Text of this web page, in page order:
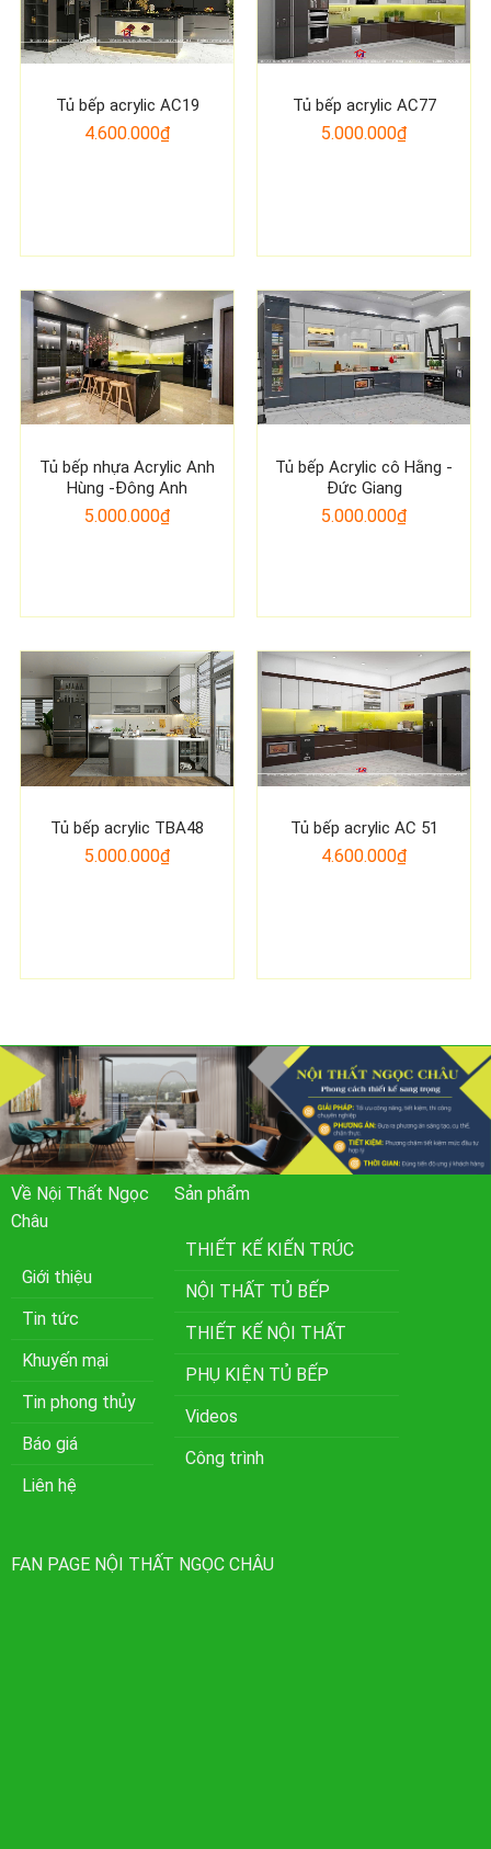
Tủ bếp acrylic AC19
4.600.000₫
Tủ bếp acrylic AC77
5.000.000₫
Tủ bếp nhựa Acrylic Anh
Hùng -Đông Anh
5.000.000₫
Tủ bếp Acrylic cô Hằng -
Đức Giang
5.000.000₫
Tủ bếp acrylic TBA48
5.000.000₫
Tủ bếp acrylic AC 51
4.600.000₫
Về Nội Thất Ngọc
Châu
Giới thiệu
Tin tức
Khuyến mại
Tin phong thủy
Báo giá
Liên hệ
Sản phẩm
THIẾT KẾ KIẾN TRÚC
NỘI THẤT TỦ BẾP
THIẾT KẾ NỘI THẤT
PHỤ KIỆN TỦ BẾP
Videos
Công trình
FAN PAGE NỘI THẤT NGỌC CHÂU